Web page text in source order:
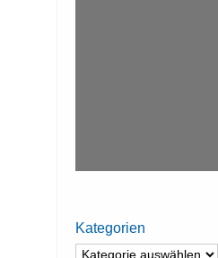
Kategorien
Kategorien